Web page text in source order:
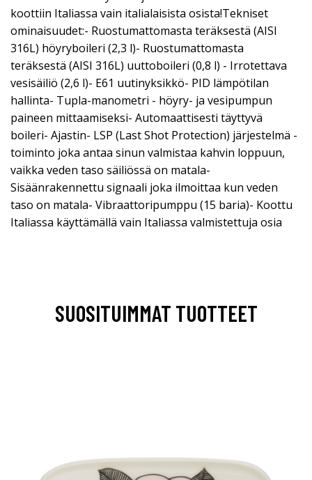
koottiin Italiassa vain italialaisista osista!Tekniset
ominaisuudet:- Ruostumattomasta teräksestä (AISI
316L) höyryboileri (2,3 l)- Ruostumattomasta
teräksestä (AISI 316L) uuttoboileri (0,8 l) - Irrotettava
vesisäiliö (2,6 l)- E61 uutinyksikkö- PID lämpötilan
hallinta- Tupla-manometri - höyry- ja vesipumpun
paineen mittaamiseksi- Automaattisesti täyttyvä
boileri- Ajastin- LSP (Last Shot Protection) järjestelmä -
toiminto joka antaa sinun valmistaa kahvin loppuun,
vaikka veden taso säiliössä on matala-
Sisäänrakennettu signaali joka ilmoittaa kun veden
taso on matala- Vibraattoripumppu (15 baria)- Koottu
Italiassa käyttämällä vain Italiassa valmistettuja osia
SUOSITUIMMAT TUOTTEET